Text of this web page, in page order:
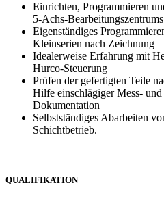
Einrichten, Programmieren
5-Achs-Bearbeitungszentrums
Eigenständiges
Kleinserien nach Zeichnung
Idealerweise Erfahrung mit
Hurco-Steuerung
Prüfen der gefertigten Teile
Hilfe einschlägiger Mess-
Dokumentation
Selbstständiges Abarbeiten
Schichtbetrieb.
QUALIFIKATION